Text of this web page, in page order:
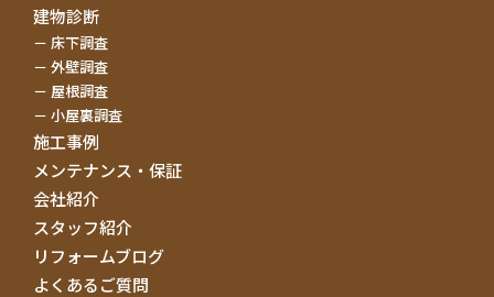
建物診断
床下調査
外壁調査
屋根調査
小屋裏調査
施工事例
メンテナンス・保証
会社紹介
スタッフ紹介
リフォームブログ
よくあるご質問